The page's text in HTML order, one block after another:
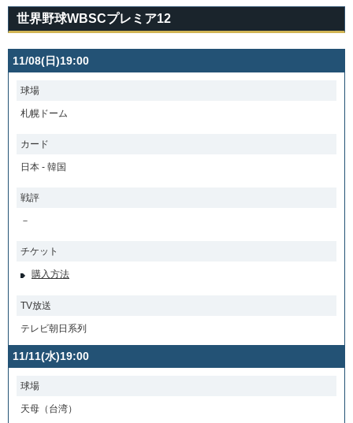
世界野球WBSCプレミア12
11/08(日)19:00
球場
札幌ドーム
カード
日本 - 韓国
戦評
－
チケット
購入方法
TV放送
テレビ朝日系列
11/11(水)19:00
球場
天母（台湾）